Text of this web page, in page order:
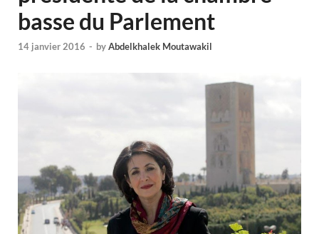
basse du Parlement
14 janvier 2016 - byAbdelkhalek Moutawakil